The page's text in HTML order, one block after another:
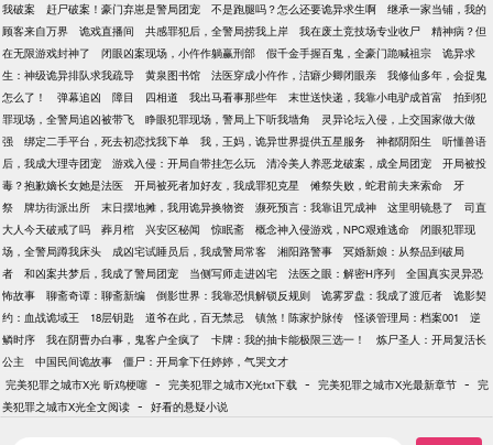
我破案
赶尸破案！豪门弃崽是警局团宠 不是跑腿吗？怎么还要诡异求生啊
继承一家当铺，我的
顾客来自万界
诡戏直播间 共感罪犯后，全警局捞我上岸 我在废土竞技场专业收尸
精神病？但
在无限游戏封神了
闭眼凶案现场，小仵作躺赢刑部 假千金手握百鬼，全豪门跪喊祖宗
诡异求
生：神级诡异排队求我疏导
黄泉图书馆 法医穿成小仵作，洁癖少卿闭眼亲
我修仙多年，会捉鬼
怎么了！
弹幕追凶 障目 四相道 我出马看事那些年 末世送快递，我靠小电驴成首富
拍到犯
罪现场，全警局追凶被带飞
睁眼犯罪现场，警局上下听我墙角
灵异论坛入侵，上交国家做大做
强
绑定二手平台，死去初恋找我下单 我，王妈，诡异世界提供五星服务 神都阴阳生
听懂兽语
后，我成大理寺团宠
游戏入侵：开局自带挂怎么玩 清冷美人养恶龙破案，成全局团宠
开局被投
毒？抱歉嫡长女她是法医
开局被死者加好友，我成罪犯克星 傩祭失败，蛇君前夫来索命
牙
祭
牌坊街派出所 末日摆地摊，我用诡异换物资 濒死预言：我靠诅咒成神 这里明镜悬了
司直
大人今天破戒了吗
葬月棺 兴安区秘闻 惊眠斋 概念神入侵游戏，NPC艰难逃命
闭眼犯罪现
场，全警局蹲我床头
成凶宅试睡员后，我成警局常客 湘阳路警事
冥婚新娘：从祭品到破局
者
和凶案共梦后，我成了警局团宠 当侧写师走进凶宅 法医之眼：解密H序列
全国真实灵异恐
怖故事
聊斋奇谭：聊斋新编 倒影世界：我靠恐惧解锁反规则 诡雾罗盘：我成了渡厄者
诡影契
约：血战诡域王
18层钥匙 道爷在此，百无禁忌 镇煞！陈家护脉传 怪谈管理局：档案001
逆
鳞时序
我在阴曹办白事，鬼客户全疯了 卡牌：我的抽卡能极限三选一！
炼尸圣人：开局复活长
公主
中国民间诡故事
僵尸：开局拿下任婷婷，气哭文才
完美犯罪之城市X光 昕鸡梗噻 - 完美犯罪之城市X光txt下载 - 完美犯罪之城市X光最新章节 - 完
美犯罪之城市X光全文阅读 - 好看的悬疑小说